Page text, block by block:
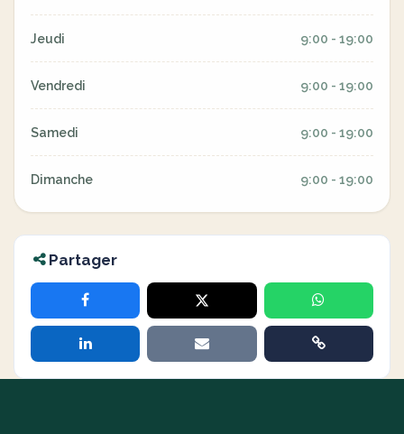
Jeudi 9:00 - 19:00
Vendredi 9:00 - 19:00
Samedi 9:00 - 19:00
Dimanche 9:00 - 19:00
Partager